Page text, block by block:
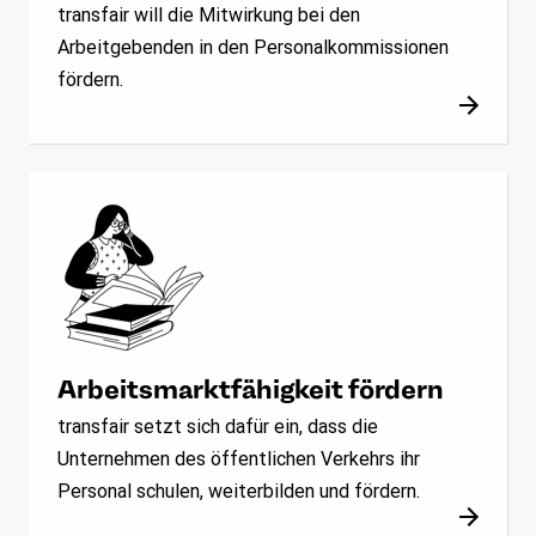
transfair will die Mitwirkung bei den
Arbeitgebenden in den Personalkommissionen
fördern.
Arbeitsmarktfähigkeit fördern
transfair setzt sich dafür ein, dass die
Unternehmen des öffentlichen Verkehrs ihr
Personal schulen, weiterbilden und fördern.